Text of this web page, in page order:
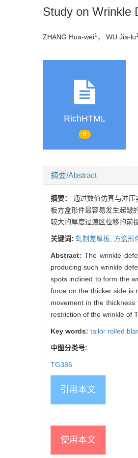
Study on Wrinkle
ZHANG Hua-wei1 ， WU Jia-lu1
RichHTML
0
摘要/Abstract
摘要：通过数值仿真与冲
板方盒形件最容易发生起皱
较大的厚度过渡区位移的前
关键词: 轧制差厚板, 方盒形
Abstract:The wrinkle
producing such wrinkle
spots inclined to form the
force on the thicker side is
movement in the
restriction of the wrinkle of
Key words: tailor rolled
中图分类号:
TG386
引用本文
使用本文